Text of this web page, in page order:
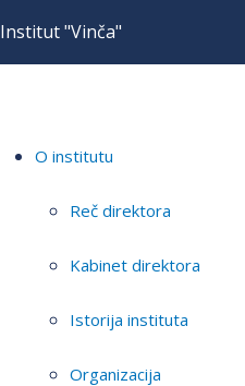
Institut "Vinča"
O institutu
Reč direktora
Kabinet direktora
Istorija instituta
Organizacija